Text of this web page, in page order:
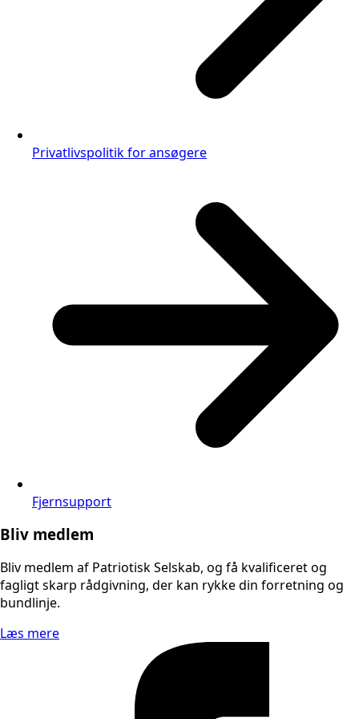
Privatlivspolitik for ansøgere
Fjernsupport
Bliv medlem
Bliv medlem af Patriotisk Selskab, og få kvalificeret og
fagligt skarp rådgivning, der kan rykke din forretning og
bundlinje.
Læs mere